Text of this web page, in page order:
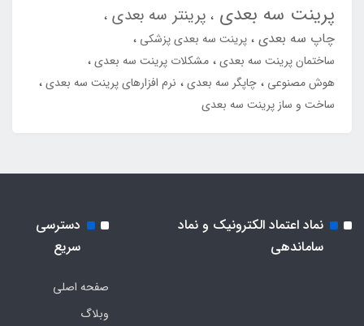
پرینت سه بعدی پرینتر سه بعدی
چاپ سه بعدی
پرینت سه بعدی پزشکی
ساختمان پرینت سه بعدی مشکلات پرینت سه بعدی
هوش مصنوعی
چاپگر سه بعدی
نرم افزارهای پرینت سه بعدی
ساخت و ساز پرینت سه بعدی
نماد اعتماد الکترونیک و نماد
ساماندهی
دسترسی
سریع
صفحه اصلی
وبلاگ